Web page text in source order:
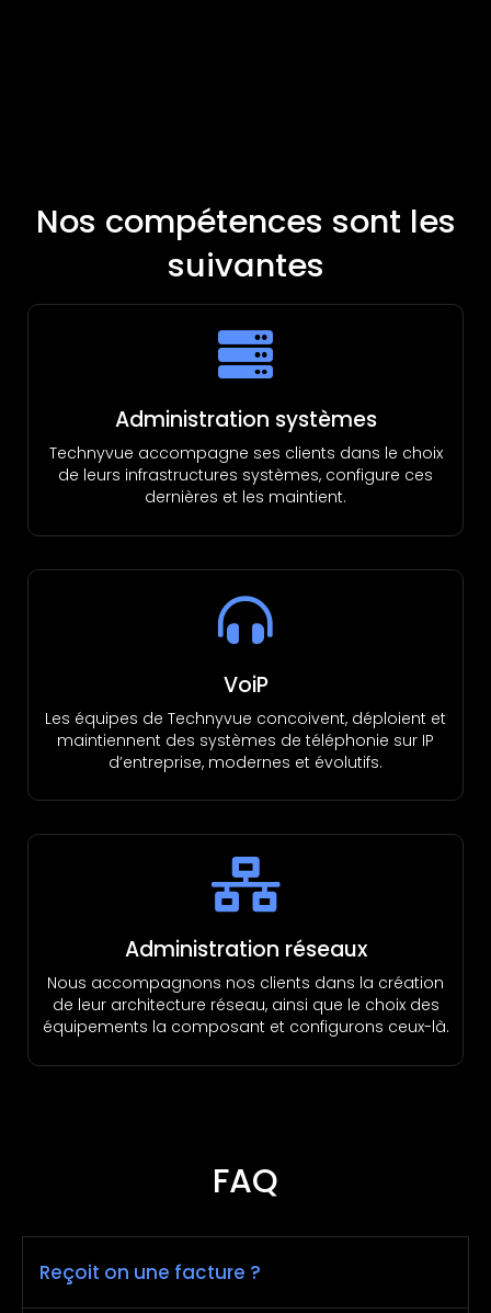
Nos compétences sont les
suivantes
Administration systèmes
Technyvue accompagne ses clients dans le choix
de leurs infrastructures systèmes, configure ces
dernières et les maintient.
VoiP
Les équipes de Technyvue concoivent, déploient et
maintiennent des systèmes de téléphonie sur IP
d’entreprise, modernes et évolutifs.
Administration réseaux
Nous accompagnons nos clients dans la création
de leur architecture réseau, ainsi que le choix des
équipements la composant et configurons ceux-là.
FAQ
Reçoit on une facture ?